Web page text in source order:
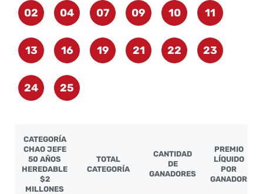
02 04 07 09 10 11
13 16 19 21 22 23
24 25
CATEGORÍA
CHAO JEFE
50 AÑOS
HEREDABLE
$2
MILLONES
TOTAL
CATEGORÍA
CANTIDAD
DE
GANADORES
PREMIO
LÍQUIDO
POR
GANADOR